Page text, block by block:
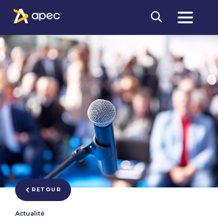
RETOUR
Actualité